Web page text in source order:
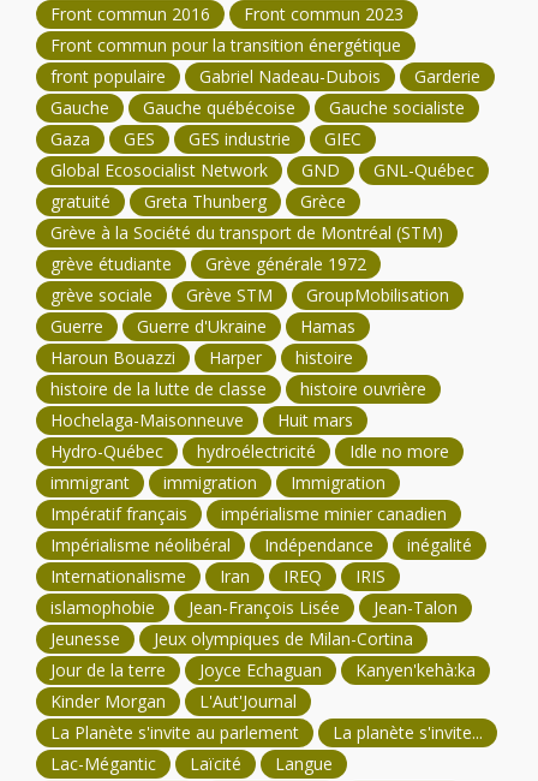
Front commun 2016
Front commun 2023
Front commun pour la transition énergétique
front populaire
Gabriel Nadeau-Dubois
Garderie
Gauche
Gauche québécoise
Gauche socialiste
Gaza
GES GES industrie
GIEC
Global Ecosocialist Network
GND
GNL-Québec
gratuité
Greta Thunberg
Grèce
Grève à la Société du transport de Montréal (STM)
grève étudiante
Grève générale 1972
grève sociale
Grève STM
GroupMobilisation
Guerre
Guerre d'Ukraine
Hamas
Haroun Bouazzi
Harper
histoire
histoire de la lutte de classe
histoire ouvrière
Hochelaga-Maisonneuve
Huit mars
Hydro-Québec
hydroélectricité
Idle no more
immigrant
immigration
Immigration
Impératif français
impérialisme minier canadien
Impérialisme néolibéral
Indépendance
inégalité
Internationalisme
Iran IREQ
IRIS
islamophobie
Jean-François Lisée
Jean-Talon
Jeunesse
Jeux olympiques de Milan-Cortina
Jour de la terre
Joyce Echaguan
Kanyen'kehà:ka
Kinder Morgan
L'Aut'Journal
La Planète s'invite au parlement
La planète s'invite...
Lac-Mégantic
Laïcité
Langue